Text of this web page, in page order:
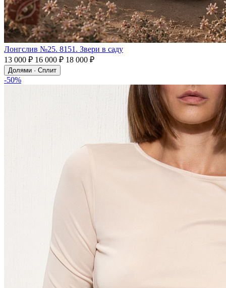
Лонгслив №25. 8151. Звери в саду
13 000 ₽ 16 000 ₽ 18 000 ₽
Долями · Сплит
-50%